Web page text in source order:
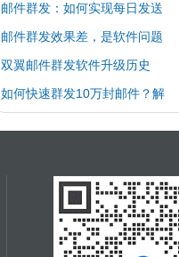
邮件群发：如何实现每日发送
邮件群发效果差，是软件问题
双翼邮件群发软件升级历史
如何快速群发10万封邮件？解